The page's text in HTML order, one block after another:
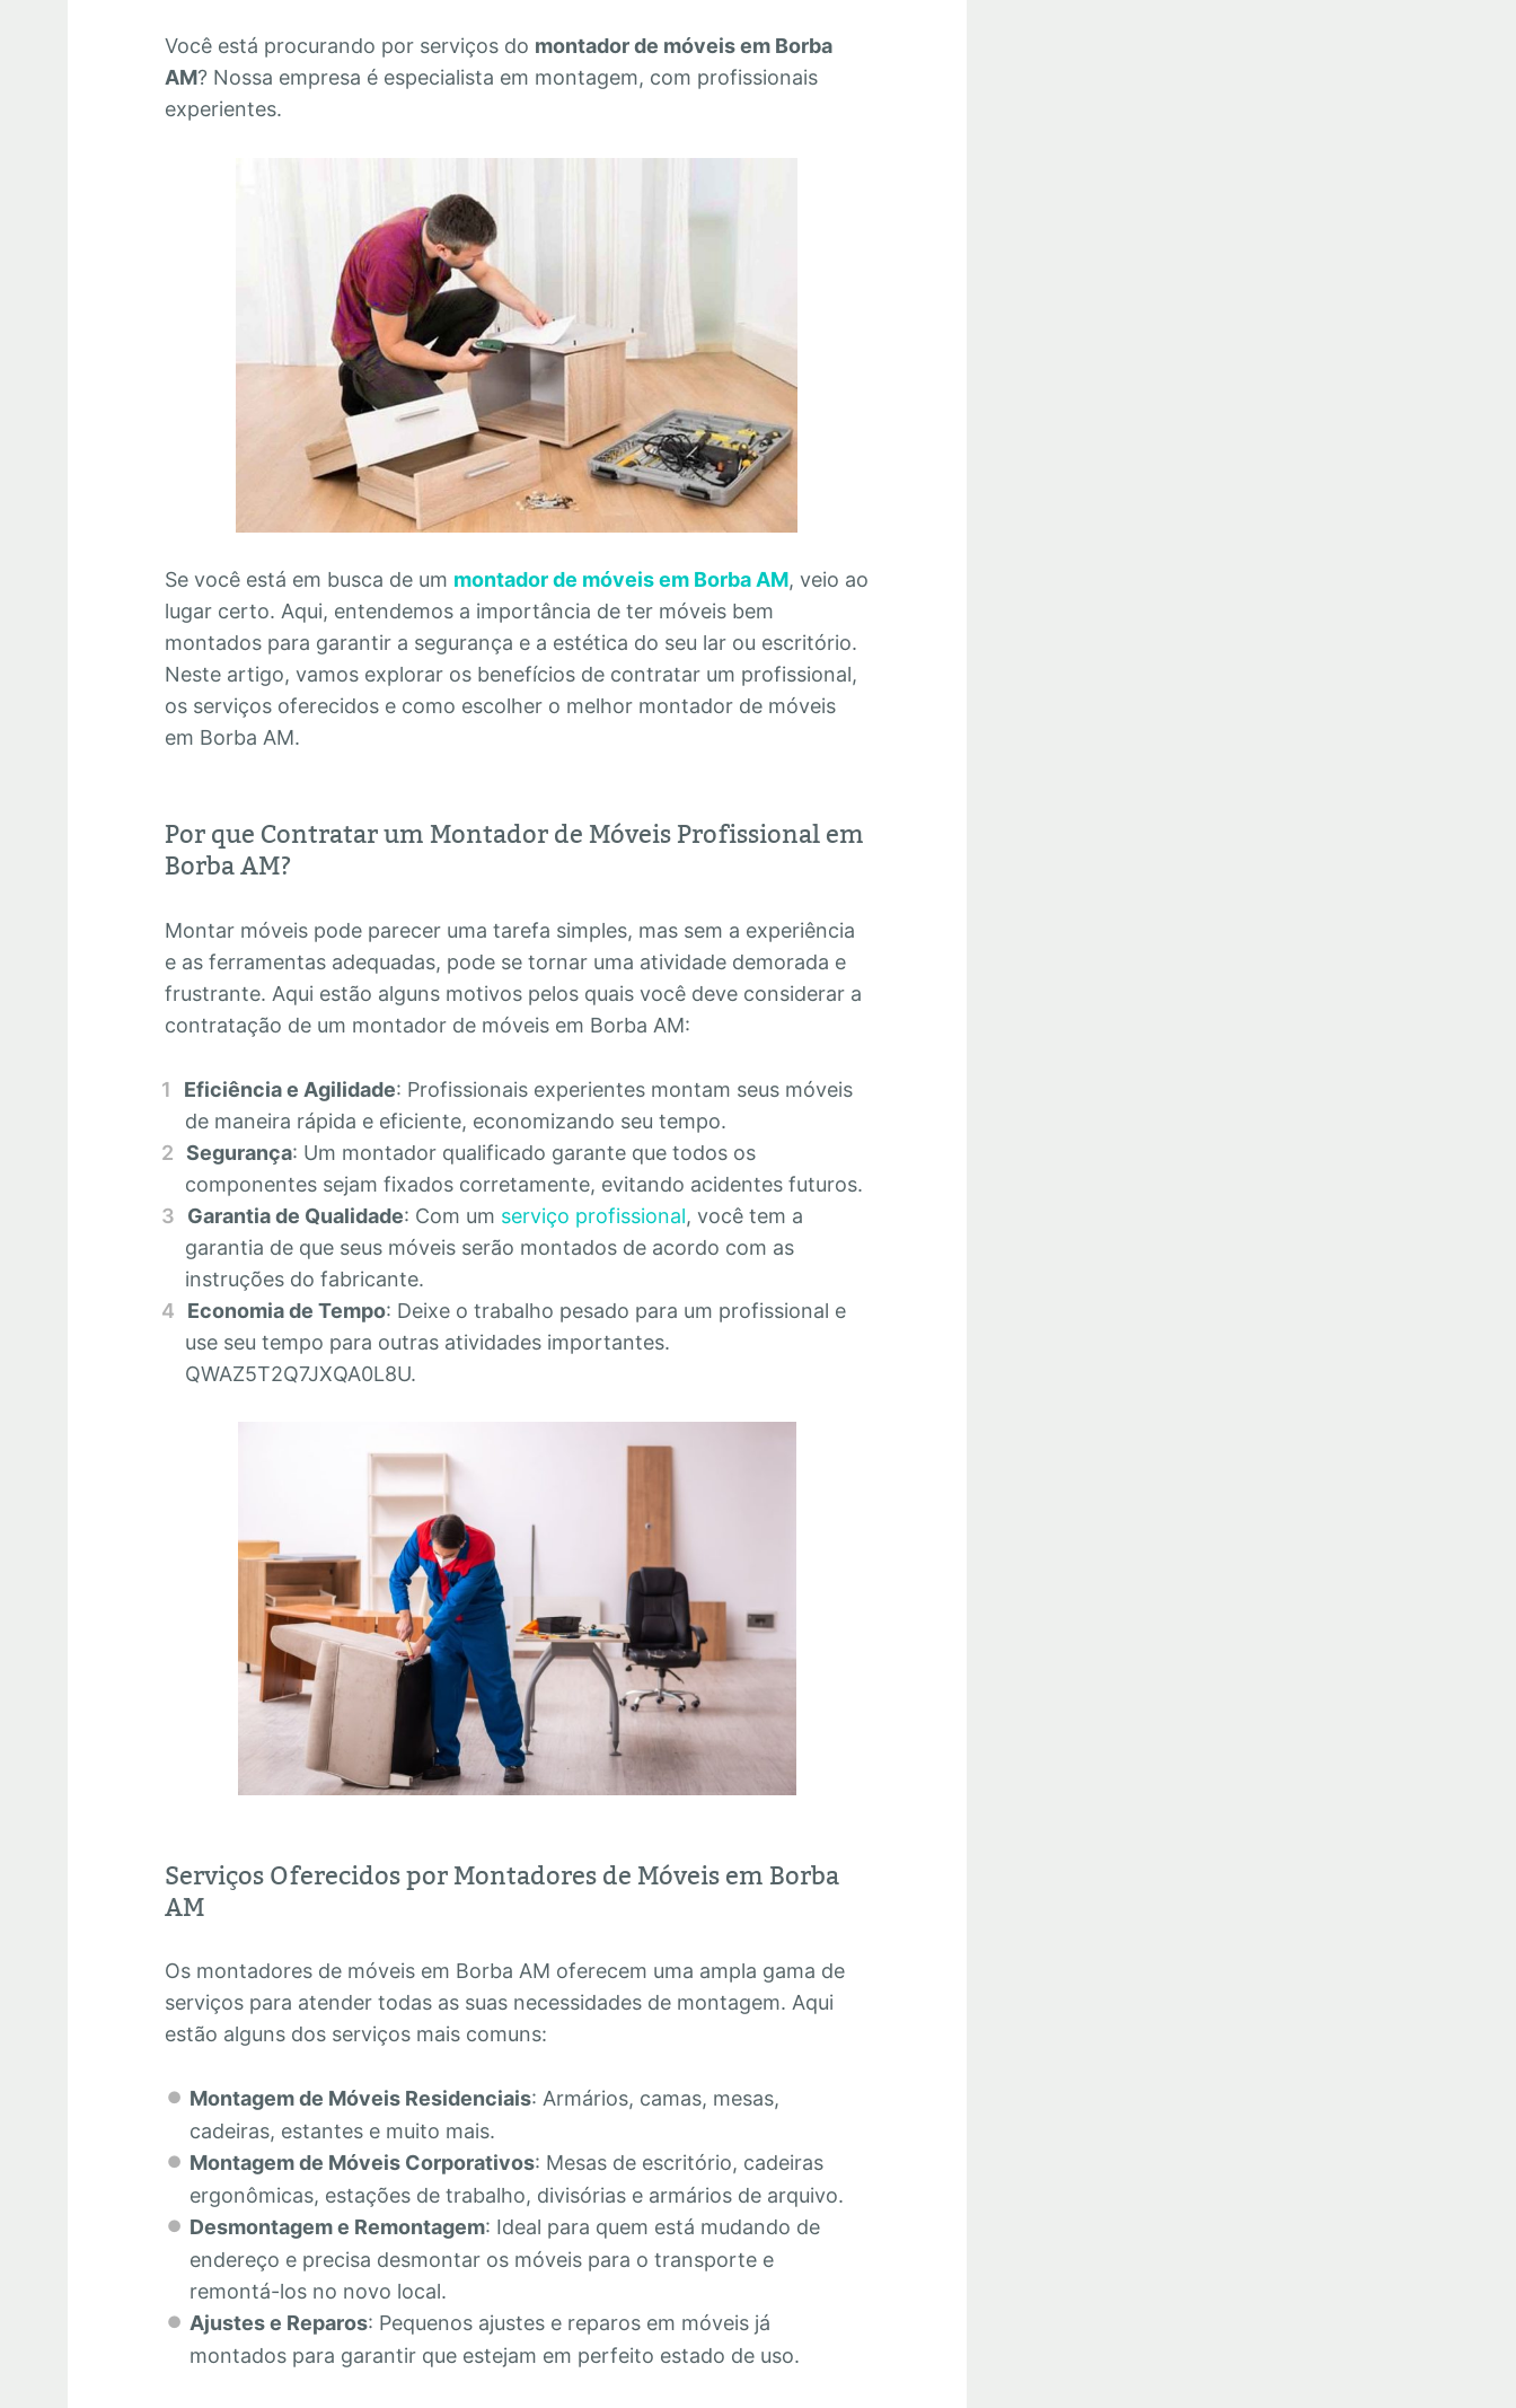
Você está procurando por serviços do montador de móveis em Borba
AM? Nossa empresa é especialista em montagem, com profissionais
experientes.
Se você está em busca de um montador de móveis em Borba AM, veio ao
lugar certo. Aqui, entendemos a importância de ter móveis bem
montados para garantir a segurança e a estética do seu lar ou escritório.
Neste artigo, vamos explorar os benefícios de contratar um profissional,
os serviços oferecidos e como escolher o melhor montador de móveis
em Borba AM.
Por que Contratar um Montador de Móveis Profissional em
Borba AM?
Montar móveis pode parecer uma tarefa simples, mas sem a experiência
e as ferramentas adequadas, pode se tornar uma atividade demorada e
frustrante. Aqui estão alguns motivos pelos quais você deve considerar a
contratação de um montador de móveis em Borba AM:
Eficiência e Agilidade: Profissionais experientes montam seus móveis
de maneira rápida e eficiente, economizando seu tempo.
Segurança: Um montador qualificado garante que todos os
componentes sejam fixados corretamente, evitando acidentes futuros.
Garantia de Qualidade: Com um serviço profissional, você tem a
garantia de que seus móveis serão montados de acordo com as
instruções do fabricante.
Economia de Tempo: Deixe o trabalho pesado para um profissional e
use seu tempo para outras atividades importantes.
QWAZ5T2Q7JXQA0L8U.
Serviços Oferecidos por Montadores de Móveis em Borba
AM
Os montadores de móveis em Borba AM oferecem uma ampla gama de
serviços para atender todas as suas necessidades de montagem. Aqui
estão alguns dos serviços mais comuns:
Montagem de Móveis Residenciais: Armários, camas, mesas,
cadeiras, estantes e muito mais.
Montagem de Móveis Corporativos: Mesas de escritório, cadeiras
ergonômicas, estações de trabalho, divisórias e armários de arquivo.
Desmontagem e Remontagem: Ideal para quem está mudando de
endereço e precisa desmontar os móveis para o transporte e
remontá-los no novo local.
Ajustes e Reparos: Pequenos ajustes e reparos em móveis já
montados para garantir que estejam em perfeito estado de uso.